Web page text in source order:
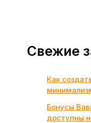
Свежие
Как
Бонусы
доступны